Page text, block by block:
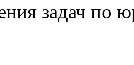
задач по